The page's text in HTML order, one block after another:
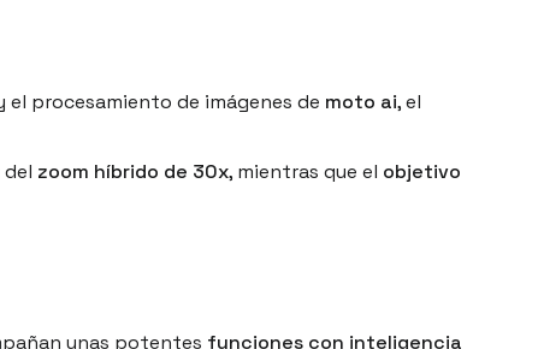
el procesamiento de imágenes de moto ai, el
del zoom híbrido de 30x, mientras que el objetivo
unas potentes funciones con inteligencia